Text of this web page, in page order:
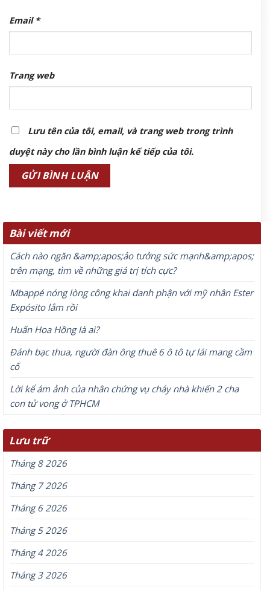
Email *
Trang web
Lưu tên của tôi, email, và trang web trong trình
duyệt này cho lần bình luận kế tiếp của tôi.
Bài viết mới
Cách nào ngăn &amp;apos;ảo tưởng sức mạnh&amp;apos;
trên mạng, tìm về những giá trị tích cực?
Mbappé nóng lòng công khai danh phận với mỹ nhân Ester
Expósito lắm rồi
Huấn Hoa Hồng là ai?
Đánh bạc thua, người đàn ông thuê 6 ô tô tự lái mang cầm
cố
Lời kể ám ảnh của nhân chứng vụ cháy nhà khiến 2 cha
con tử vong ở TPHCM
Lưu trữ
Tháng 8 2026
Tháng 7 2026
Tháng 6 2026
Tháng 5 2026
Tháng 4 2026
Tháng 3 2026